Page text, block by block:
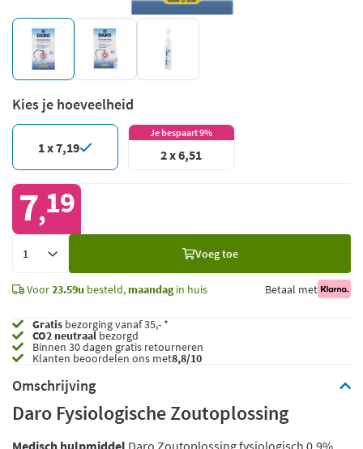
Kies je hoeveelheid
1 x 7,19
Je bespaart 9%
2 x 6,51
7,19
Voeg toe
Voor23.59u besteld, maandagin huis Betaal met
Gratis bezorging vanaf 35,- *
CO2 neutraalbezorgd
Binnen 30 dagen gratis retourneren
Klanten beoordelen ons met8,8/10
Omschrijving
Daro Fysiologische Zoutoplossing
Medisch hulpmiddel Daro Zoutoplossing fysiologisch 0,9%